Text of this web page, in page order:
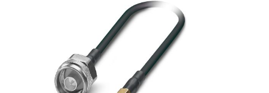
Zurück